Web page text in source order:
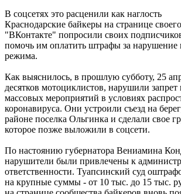
В соцсетях это расценили как наглость
Краснодарские байкеры на странице
"ВКонтакте" попросили своих
помочь им оплатить штрафы за нарушение
режима.
Как выяснилось, в прошлую субботу, 25
десятков мотоциклистов, нарушили запрет
массовых мероприятий в условиях
коронавируса. Они устроили съезд на
районе поселка Ольгинка и сделали свое
которое позже выложили в соцсети.
По настоянию губернатора Вениамина
нарушители были привлечены к
ответственности. Туапсинский суд
на крупные суммы - от 10 тыс. до 15 тыс.